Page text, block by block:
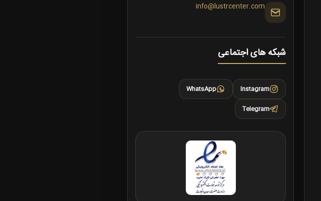
info@lustrcenter.com
شبکه های اجتماعی
Instagram
WhatsApp
Telegram